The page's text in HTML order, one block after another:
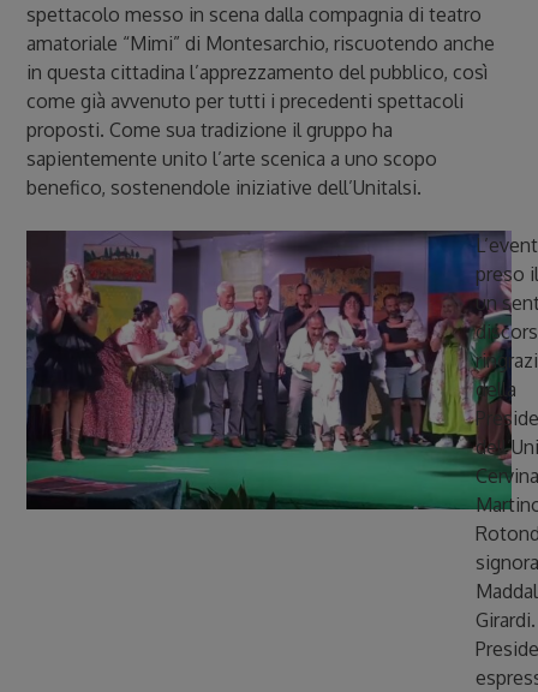
spettacolo messo in scena dalla compagnia di teatro
amatoriale “Mimi” di Montesarchio, riscuotendo anche
in questa cittadina l’apprezzamento del pubblico, così
come già avvenuto per tutti i precedenti spettacoli
proposti. Come sua tradizione il gruppo ha
sapientemente unito l’arte scenica a uno scopo
benefico, sostenendole iniziative dell’Unitalsi.
preso
un
della
signora